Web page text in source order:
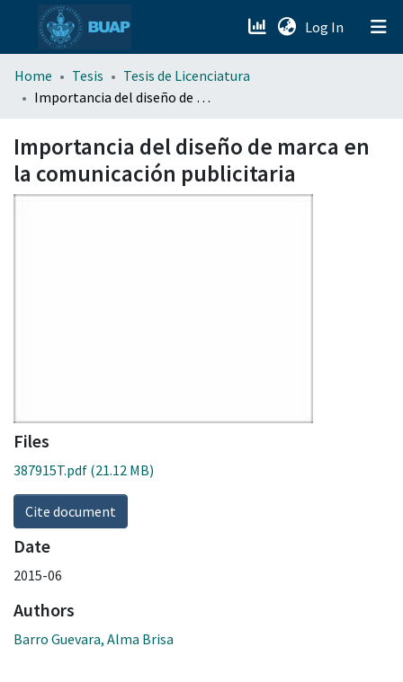
Log In (current)
menu.section.about_menu
Home Tesis
Tesis de Licenciatura
Importancia del diseño de marca en la comunicación publicitaria
Importancia del diseño de marca en
la comunicación publicitaria
Files
387915T.pdf (21.12 MB)
Cite document
Date
2015-06
Authors
Barro Guevara, Alma Brisa